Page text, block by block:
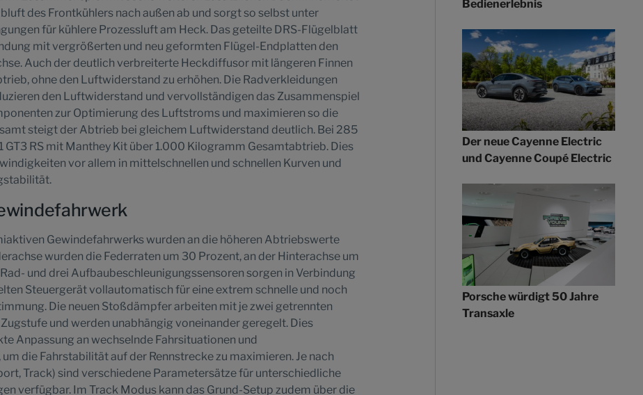
des Frontkühlers nach außen ab und sorgt so selbst unter
für kühlere Prozessluft am Heck. Das geteilte DRS-Flügelblatt
mit vergrößerten und neu geformten Flügel-Endplatten den
Auch der deutlich verbreiterte Heckdiffusor mit längeren Finnen
ohne den Luftwiderstand zu erhöhen. Die Radverkleidungen
den Luftwiderstand und vervollständigen das Zusammenspiel
zur Optimierung des Luftstroms und maximieren so die
steigt der Abtrieb bei gleichem Luftwiderstand deutlich. Bei 285
GT3 RS mit Manthey Kit über 1.000 Kilogramm Gesamtabtrieb. Dies
vor allem in mittelschnellen und schnellen Kurven und
Gewindefahrwerks wurden an die höheren Abtriebswerte
wurden die Federraten um 30 Prozent, an der Hinterachse um
und drei Aufbaubeschleunigungssensoren sorgen in Verbindung
Steuergerät vollautomatisch für eine extrem schnelle und noch
Die neuen Stoßdämpfer arbeiten mit je zwei getrennten
und werden unabhängig voneinander geregelt. Dies
Anpassung an wechselnde Fahrsituationen und
die Fahrstabilität auf der Rennstrecke zu maximieren. Je nach
Track) sind verschiedene Parametersätze für unterschiedliche
verfügbar. Im Track Modus kann das Grund-Setup zudem über die
Bedienerlebnis
Der neue Cayenne Electric
und Cayenne Coupé Electric
Porsche würdigt 50 Jahre
Transaxle